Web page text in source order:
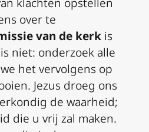
over te
van de kerk is
niet: onderzoek alle
het vervolgens op
Jezus droeg ons
de waarheid;
die u vrij zal maken.